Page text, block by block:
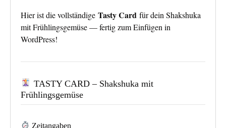
Hier ist die vollständige Tasty Card für dein Shakshuka
mit Frühlingsgemüse — fertig zum Einfügen in
WordPress!
TASTY CARD – Shakshuka mit
Frühlingsgemüse
Zeitangaben